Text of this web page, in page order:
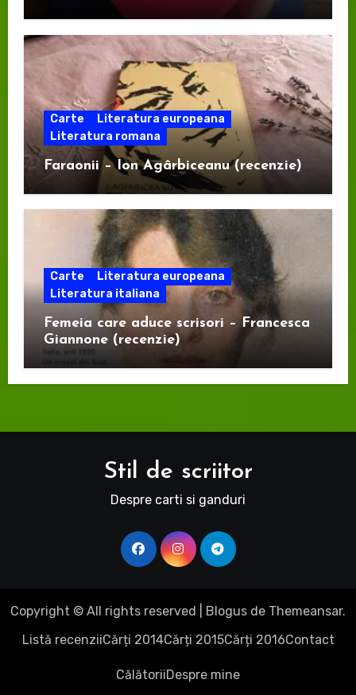
Carte
Literatura europeana
Literatura romana
Faraonii – Ion Agârbiceanu (recenzie)
Carte
Literatura europeana
Literatura italiana
Femeia care aduce scrisori – Francesca
Giannone (recenzie)
Stil de scriitor
Despre carti si ganduri
Copyright © All rights reserved Blogus de Themeansar.
Listă recenziiCărți 2014Cărți 2015Cărți 2016Contact
CălătoriiDespre mine